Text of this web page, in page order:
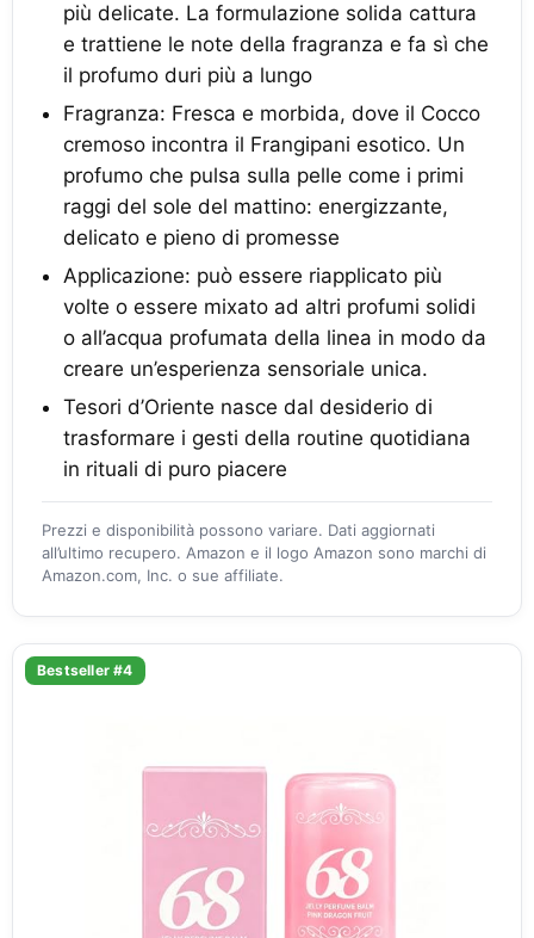
più delicate. La formulazione solida cattura
e trattiene le note della fragranza e fa sì che
il profumo duri più a lungo
Fragranza: Fresca e morbida, dove il Cocco
cremoso incontra il Frangipani esotico. Un
profumo che pulsa sulla pelle come i primi
raggi del sole del mattino: energizzante,
delicato e pieno di promesse
Applicazione: può essere riapplicato più
volte o essere mixato ad altri profumi solidi
o all’acqua profumata della linea in modo da
creare un’esperienza sensoriale unica.
Tesori d’Oriente nasce dal desiderio di
trasformare i gesti della routine quotidiana
in rituali di puro piacere
Prezzi e disponibilità possono variare. Dati aggiornati
all’ultimo recupero. Amazon e il logo Amazon sono marchi di
Amazon.com, Inc. o sue affiliate.
Bestseller #4